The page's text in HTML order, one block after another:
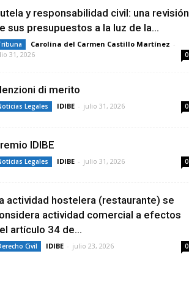
y responsabilidad civil: una revisión
sus presupuestos a la luz de la...
Carolina del Carmen Castillo Martínez -
31, 2026
0
di merito
Legales IDIBE - julio 31, 2026 0
IDIBE
Legales IDIBE - julio 31, 2026 0
actividad hostelera (restaurante) se
actividad comercial a efectos
artículo 34 de...
Civil IDIBE - julio 23, 2026 0